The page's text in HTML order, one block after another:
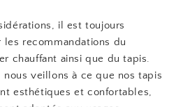
il est toujours
recommandations du
chauffant ainsi que du tapis.
nous veillons à ce que nos tapis
esthétiques et confortables,